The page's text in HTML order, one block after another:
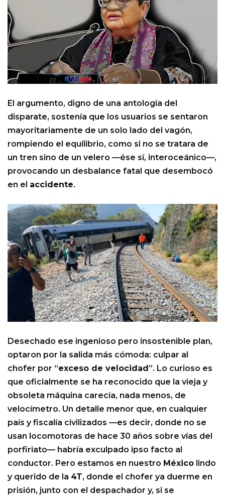
El argumento, digno de una antología del
disparate, sostenía que los usuarios se sentaron
mayoritariamente de un solo lado del vagón,
rompiendo el equilibrio, como si no se tratara de
un tren sino de un velero —ése sí, interoceánico—,
provocando un desbalance fatal que desembocó
en el accidente.
Desechado ese ingenioso pero insostenible plan,
optaron por la salida más cómoda: culpar al
chofer por “exceso de velocidad ”. Lo curioso es
que oficialmente se ha reconocido que la vieja y
obsoleta máquina carecía, nada menos, de
velocímetro. Un detalle menor que, en cualquier
país y fiscalía civilizados —es decir, donde no se
usan locomotoras de hace 30 años sobre vías del
porfiriato— habría exculpado ipso facto al
conductor. Pero estamos en nuestro México lindo
y querido de la 4T, donde el chofer ya duerme en
prisión, junto con el despachador y, si se